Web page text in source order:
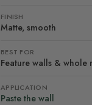
FINISH
Matte, smooth
BEST FOR
Feature walls & whole
APPLICATION
Paste the wall